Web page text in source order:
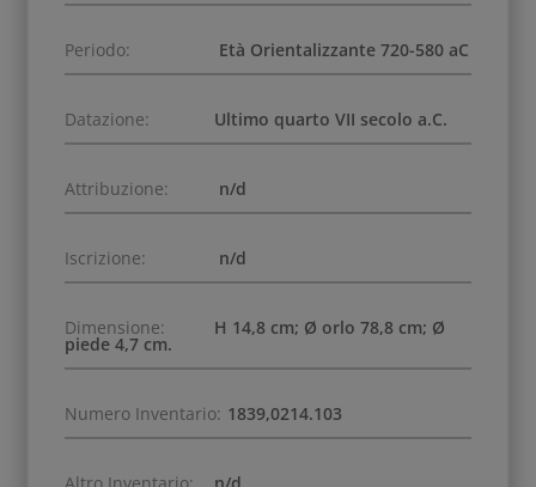
Periodo: Età Orientalizzante 720-580 aC
Datazione: Ultimo quarto VII secolo a.C.
Attribuzione: n/d
Iscrizione: n/d
Dimensione: H 14,8 cm; Ø orlo 78,8 cm; Ø
piede 4,7 cm.
Numero Inventario: 1839,0214.103